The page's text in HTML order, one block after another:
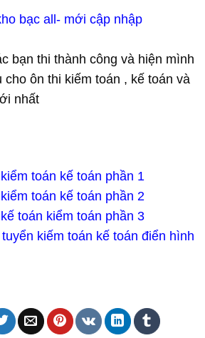
bạc all- mới cập nhập
bạn thi thành công và hiện mình
cho ôn thi kiếm toán , kế toán và
nhất
toán kế toán phần 1
toán kế toán phần 2
toán kiểm toán phần 3
kiếm toán kế toán điển hình